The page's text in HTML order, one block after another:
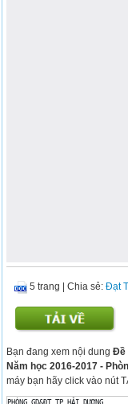
5 trang |Chia sẻ:Đạt
Bạn đang xem nội dungĐề
Năm học 2016-2017 -
máy bạn hãy click vào nút
PHÒNG GD&ĐT TP HẢI DƯƠNG